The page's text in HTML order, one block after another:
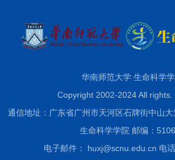
华南师范大学 生命科学
Copyright 2002-2024 All rights.
通信地址：广东省广州市天河区石牌街中山
生命科学学院 邮编：
电子邮件： huxj@scnu.edu.cn 电